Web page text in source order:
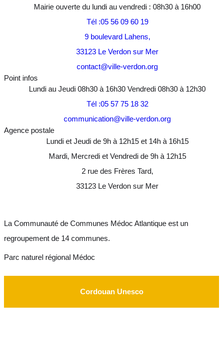
Mairie ouverte du lundi au vendredi : 08h30 à 16h00
Tél :05 56 09 60 19
9 boulevard Lahens,
33123 Le Verdon sur Mer
contact@ville-verdon.org
Point infos
Lundi au Jeudi 08h30 à 16h30 Vendredi 08h30 à 12h30
Tél :05 57 75 18 32
communication@ville-verdon.org
Agence postale
Lundi et Jeudi de 9h à 12h15 et 14h à 16h15
Mardi, Mercredi et Vendredi de 9h à 12h15
2 rue des Frères Tard,
33123 Le Verdon sur Mer
La Communauté de Communes Médoc Atlantique est un
regroupement de 14 communes.
Parc naturel régional Médoc
Cordouan Unesco